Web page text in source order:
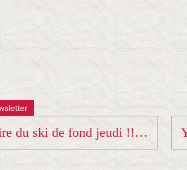
On va faire du ski de fond jeudi !!!! Youpiii !!!